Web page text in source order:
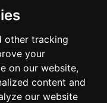
other tracking
your
on our website,
content and
our website